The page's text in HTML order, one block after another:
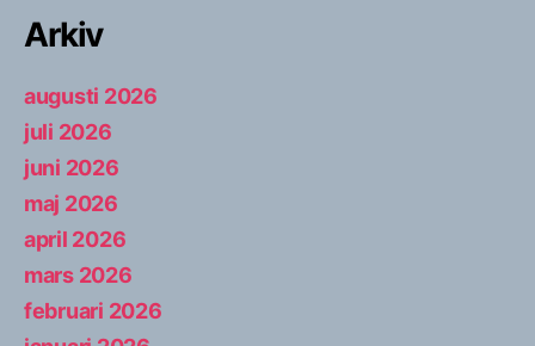
Arkiv
augusti 2026
juli 2026
juni 2026
maj 2026
april 2026
mars 2026
februari 2026